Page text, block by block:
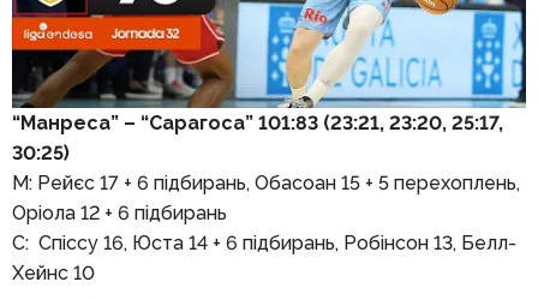
“Манреса” – “Сарагоса” 101:83 (23:21, 23:20, 25:17,
30:25)
М: Рейєс 17 + 6 підбирань, Обасоан 15 + 5 перехоплень,
Оріола 12 + 6 підбирань
С: Спіссу 16, Юста 14 + 6 підбирань, Робінсон 13, Белл-
Хейнс 10